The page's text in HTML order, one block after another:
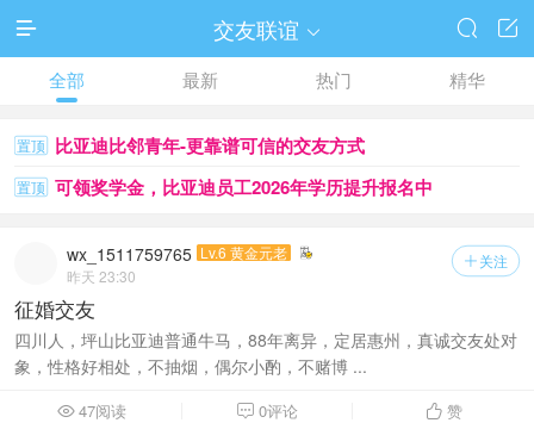
 交友联谊  

全部 最新 热门 精华
置顶 比亚迪比邻青年-更靠谱可信的交友方式
置顶 可领奖学金，比亚迪员工2026年学历提升报名中
 关注
wx_1511759765 Lv.6 黄金元老
昨天 23:30
征婚交友
四川人，坪山比亚迪普通牛马，88年离异，定居惠州，真诚交友处对
象，性格好相处，不抽烟，偶尔小酌，不赌博 ...
 47阅读  0评论  赞